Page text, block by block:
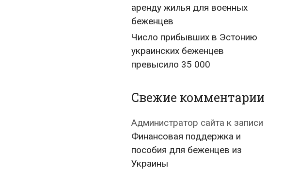
аренду жилья для военных
беженцев
Число прибывших в Эстонию
украинских беженцев
превысило 35 000
Свежие комментарии
Администратор сайта к записи
Финансовая поддержка и
пособия для беженцев из
Украины